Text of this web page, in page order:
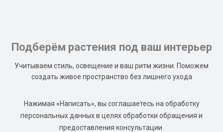
Подберём растения под ваш интерьер
Учитываем стиль, освещение и ваш ритм жизни. Поможем
создать живое пространство без лишнего ухода
Нажимая «Написать», вы соглашаетесь на обработку
персональных данных в целях обработки обращения и
предоставления консультации.